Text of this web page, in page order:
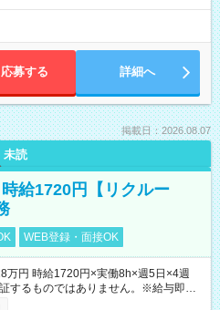
応募する 詳細へ
掲載日：2026.08.07
未読
給1720円【リクルー
WEB登録・面接OK
円 時給1720円×実働8h×週5日×4週
するものではありません。※給与即受
用条件有）